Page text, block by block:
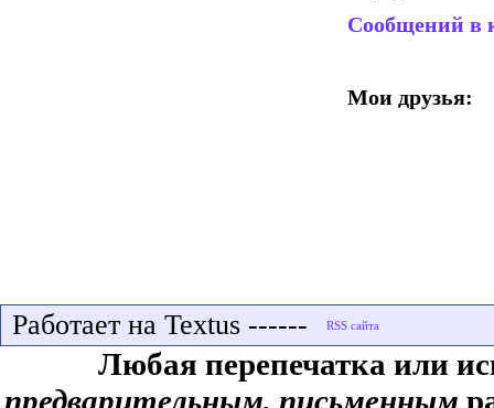
Сообщений в
Мои друзья:
Работает на Textus ------
Любая перепечатка или
предварительным, письменным